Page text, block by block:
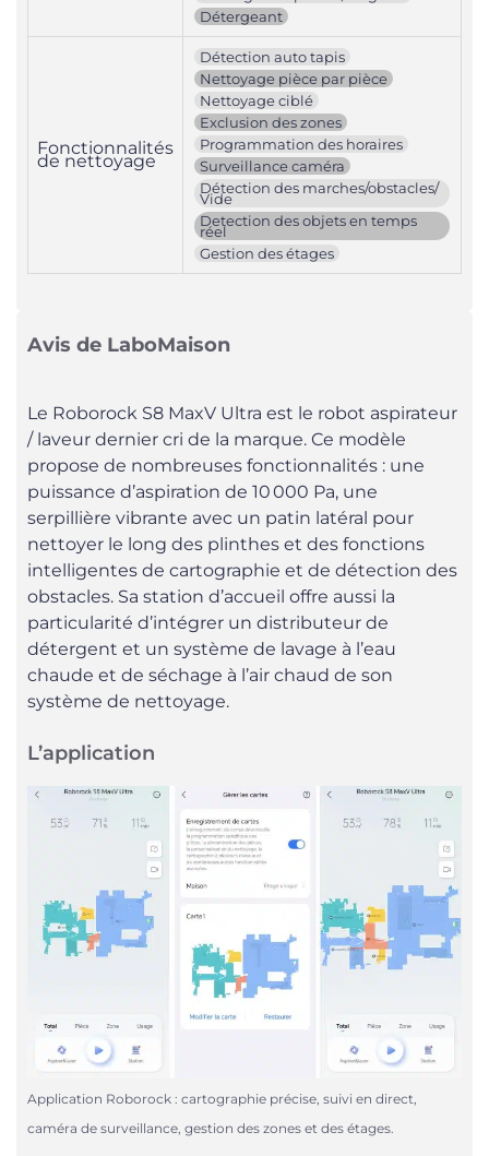
Détergeant
Fonctionnalités
de nettoyage
Détection auto tapis
Nettoyage pièce par pièce
Nettoyage ciblé
Exclusion des zones
Programmation des horaires
Surveillance caméra
Détection des marches/obstacles/
Vide
Detection des objets en temps
réel
Gestion des étages
Avis de LaboMaison
Le Roborock S8 MaxV Ultra est le robot aspirateur
/ laveur dernier cri de la marque. Ce modèle
propose de nombreuses fonctionnalités : une
puissance d’aspiration de 10 000 Pa, une
serpillière vibrante avec un patin latéral pour
nettoyer le long des plinthes et des fonctions
intelligentes de cartographie et de détection des
obstacles. Sa station d’accueil offre aussi la
particularité d’intégrer un distributeur de
détergent et un système de lavage à l’eau
chaude et de séchage à l’air chaud de son
système de nettoyage.
L’application
Application Roborock : cartographie précise, suivi en direct,
caméra de surveillance, gestion des zones et des étages.